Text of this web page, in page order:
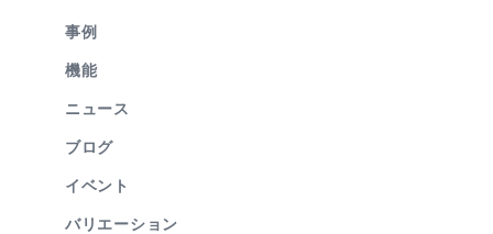
事例
機能
ニュース
ブログ
イベント
バリエーション